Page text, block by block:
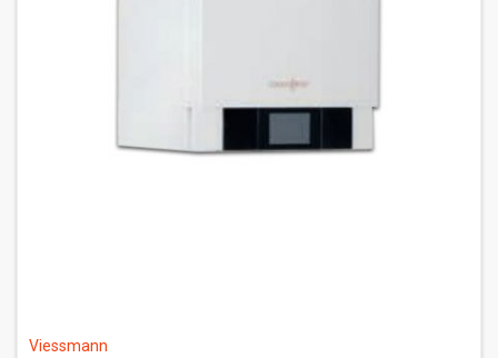
Viessmann